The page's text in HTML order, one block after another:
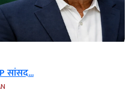
पाकिस्तान की बड़ी डिफेंस...